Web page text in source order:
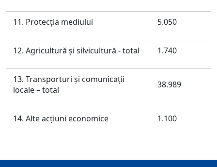
11. Protecţia mediului 5.050
12. Agricultură şi silvicultură - total 1.740
13. Transporturi şi comunicaţii
locale – total
38.989
14. Alte acţiuni economice 1.100